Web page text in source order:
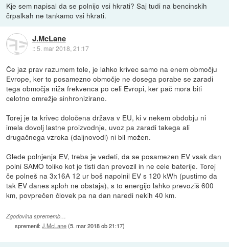
Kje sem napisal da se polnijo vsi hkrati? Saj tudi na bencinskih
črpalkah ne tankamo vsi hkrati.
J.McLane
::5. mar 2018, 21:17
Če jaz prav razumem tole, je lahko krivec samo na enem območju
Evrope, ker to posamezno območje ne dosega porabe se zaradi
tega območja niža frekvenca po celi Evropi, ker pač mora biti
celotno omrežje sinhronizirano.
Torej je ta krivec določena država v EU, ki v nekem obdobju ni
imela dovolj lastne proizvodnje, uvoz pa zaradi takega ali
drugačnega vzroka (daljnovodi) ni bil možen.
Glede polnjenja EV, treba je vedeti, da se posamezen EV vsak dan
polni SAMO toliko kot je tisti dan prevozil in ne cele baterije. Torej
če polneš na 3x16A 12 ur boš napolnil EV s 120 kWh (pustimo da
tak EV danes sploh ne obstaja), s to energijo lahko prevoziš 600
km, povprečen človek pa na dan naredi nekih 40 km.
Zgodovina sprememb…
spremenil:J.McLane(5. mar 2018 ob 21:17)